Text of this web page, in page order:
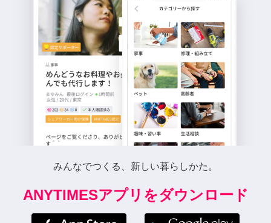
みんなでつくる、新しい暮らしかた。
ANYTIMESアプリをダウンロード